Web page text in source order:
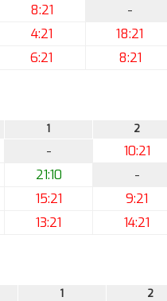
8:21 -
4:21 18:21
6:21 8:21
1 2
- 10:21
21:10 -
15:21 9:21
13:21 14:21
1 2